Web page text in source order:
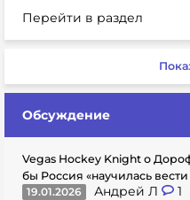
Перейти в раздел
Обсуждение
Vegas Hockey Knight о
бы Россия «научилась
19.01.2026
Андрей Л 1